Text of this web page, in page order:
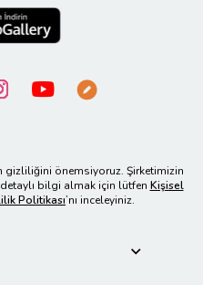
gizliliğini önemsiyoruz. Şirketimizin
bilgi almak için lütfen Kişisel
Politikası’nı inceleyiniz.